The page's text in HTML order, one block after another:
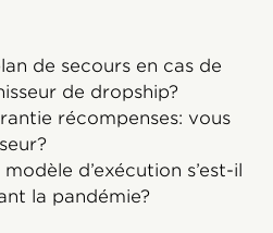
de secours en cas de
de dropship?
récompenses: vous
d’exécution s’est-il
la pandémie?